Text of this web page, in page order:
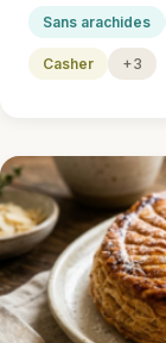
Sans arachides
Casher +3